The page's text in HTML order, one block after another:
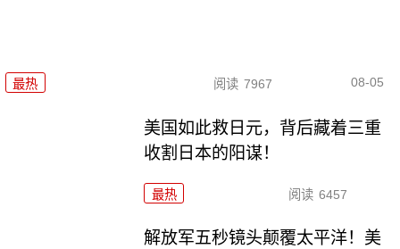
最热 阅读 7967 08-05
美国如此救日元，背后藏着三重
收割日本的阳谋！
最热 阅读 6457
解放军五秒镜头颠覆太平洋！美